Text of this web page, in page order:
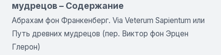
мудрецов – Содержание
Абрахам фон Франкенберг. Via Veterum Sapientum или
Путь древних мудрецов (пер. Виктор фон Эрцен
Глерон)